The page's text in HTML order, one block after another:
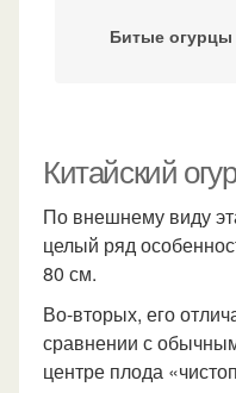
Битые огурцы
Китайский
По внешнему виду
целый ряд
80 см.
Во-вторых, его
сравнении с
центре плода